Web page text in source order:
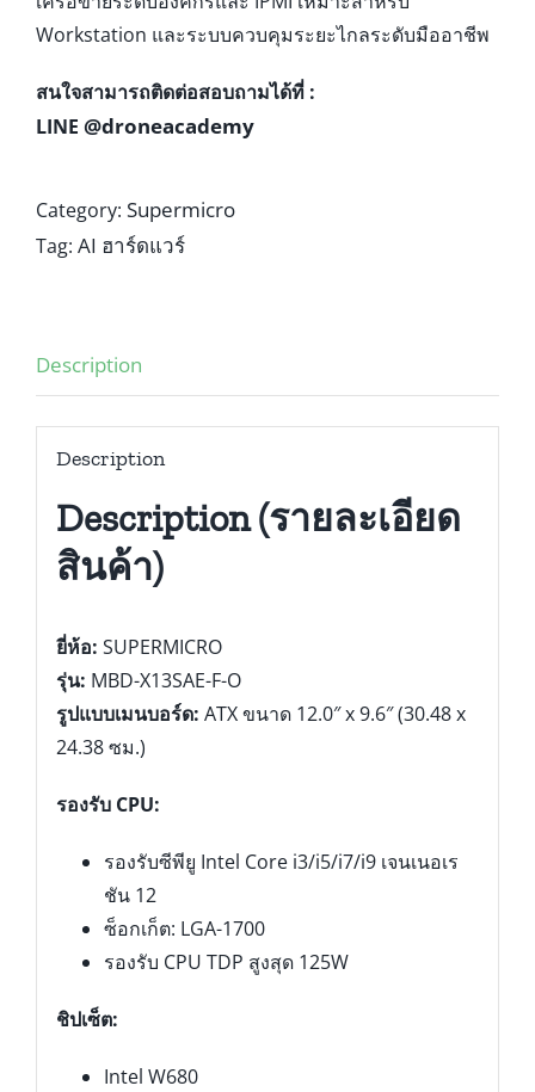
Workstation และระบบควบคุมระยะไกลระดับมืออาชีพ
สนใจสามารถติดต่อสอบถามได้ที่ :
LINE @droneacademy
Category: Supermicro
Tag: AI ฮาร์ดแวร์
Description
Description
Description (รายละเอียด
สินค้า)
ยี่ห้อ: SUPERMICRO
รุ่น: MBD-X13SAE-F-O
รูปแบบเมนบอร์ด: ATX ขนาด 12.0″ x 9.6″ (30.48 x
24.38 ซม.)
รองรับ CPU:
รองรับซีพียู Intel Core i3/i5/i7/i9 เจนเนอเร
ชัน 12
ซ็อกเก็ต: LGA-1700
รองรับ CPU TDP สูงสุด 125W
ชิปเซ็ต:
Intel W680